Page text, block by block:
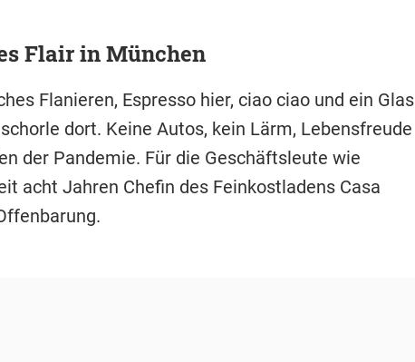
Flair in München
Flanieren, Espresso hier, ciao ciao und ein Glas
dort. Keine Autos, kein Lärm, Lebensfreude
der Pandemie. Für die Geschäftsleute wie
acht Jahren Chefin des Feinkostladens Casa